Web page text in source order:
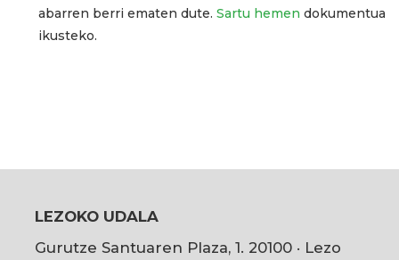
abarren berri ematen dute. Sartu hemen dokumentua
ikusteko.
LEZOKO UDALA
Gurutze Santuaren Plaza, 1. 20100 · Lezo